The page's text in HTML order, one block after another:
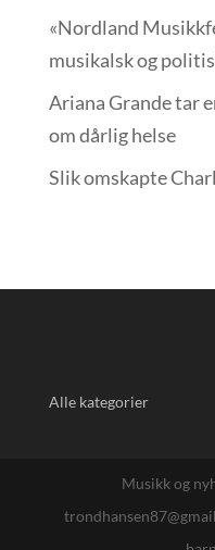
«Nordland
musikalsk og
Ariana Grande tar
om dårlig helse
Slik omskapte
Alle kategorier
Musikk og